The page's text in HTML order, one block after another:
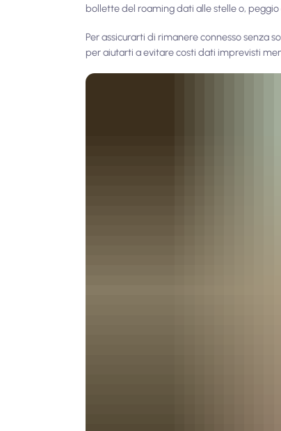
bollette del roaming dati alle stelle o,
Per assicurarti di rimanere connesso senza
per aiutarti a evitare costi dati imprevisti